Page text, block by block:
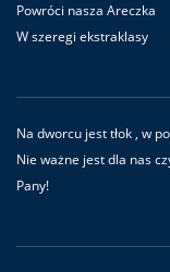
Powróci nasza Areczka
W szeregi ekstraklasy
Na dworcu jest tłok , w
Nie ważne jest dla nas
Pany!